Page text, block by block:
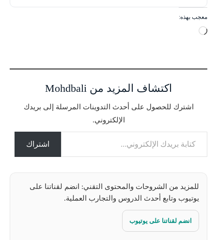
معجب بهذه:
ج
ي
ل
اكتشاف المزيد من Mohdbali
اشترك للحصول على أحدث التدوينات المرسلة إلى بريدك
الإلكتروني.
كتابة بريدك الإلكتروني...
اشتراك
للمزيد من الشروحات والمحتوى التقني: انضم لقناتنا على
يوتيوب وتابع أحدث الدروس والتجارب العملية.
انضم لقناتنا على يوتيوب